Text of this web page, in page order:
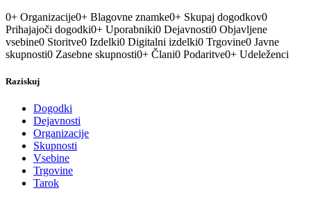
0+ Organizacije0+ Blagovne znamke0+ Skupaj dogodkov0
Prihajajoči dogodki0+ Uporabniki0 Dejavnosti0 Objavljene
vsebine0 Storitve0 Izdelki0 Digitalni izdelki0 Trgovine0 Javne
skupnosti0 Zasebne skupnosti0+ Člani0 Podaritve0+ Udeleženci
Raziskuj
Dogodki
Dejavnosti
Organizacije
Skupnosti
Vsebine
Trgovine
Tarok